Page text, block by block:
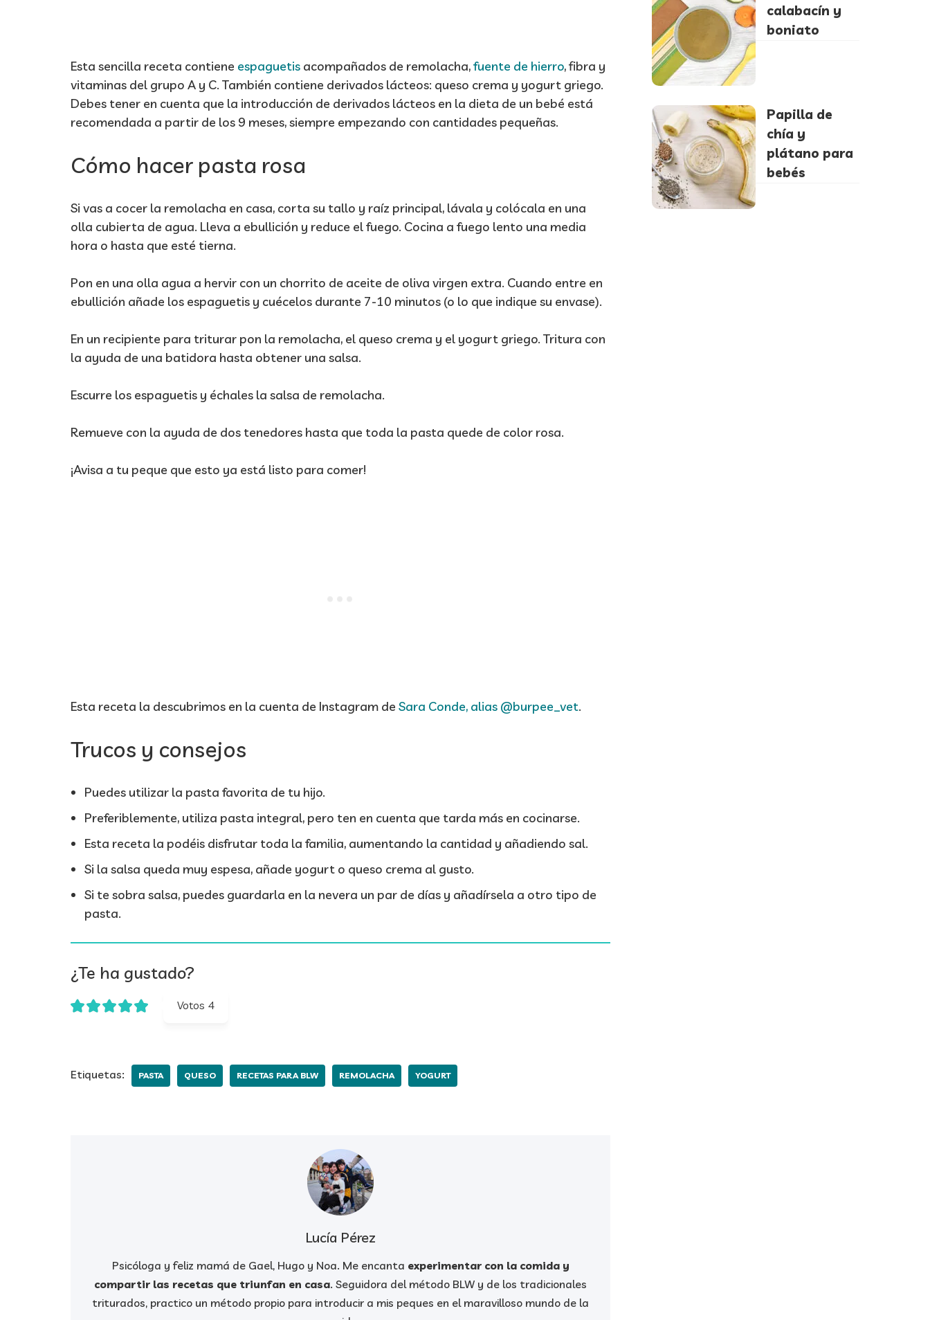
Esta sencilla receta contiene espaguetis acompañados de remolacha,fuente de hierro, fibra y
vitaminas del grupo A y C. También contiene derivados lácteos: queso crema y yogurt griego.
Debes tener en cuenta que la introducción de derivados lácteos en la dieta de un bebé está
recomendada a partir de los 9 meses, siempre empezando con cantidades pequeñas.
Cómo hacer pasta rosa
Si vas a cocer la remolacha en casa, corta su tallo y raíz principal, lávala y colócala en una
olla cubierta de agua. Lleva a ebullición y reduce el fuego. Cocina a fuego lento una media
hora o hasta que esté tierna.
Pon en una olla agua a hervir con un chorrito de aceite de oliva virgen extra. Cuando entre en
ebullición añade los espaguetis y cuécelos durante 7-10 minutos (o lo que indique su envase).
En un recipiente para triturar pon la remolacha, el queso crema y el yogurt griego. Tritura con
la ayuda de una batidora hasta obtener una salsa.
Escurre los espaguetis y échales la salsa de remolacha.
Remueve con la ayuda de dos tenedores hasta que toda la pasta quede de color rosa.
¡Avisa a tu peque que esto ya está listo para comer!
Esta receta la descubrimos en la cuenta de Instagram de Sara Conde, alias @burpee_vet.
Trucos y consejos
Puedes utilizar la pasta favorita de tu hijo.
Preferiblemente, utiliza pasta integral, pero ten en cuenta que tarda más en cocinarse.
Esta receta la podéis disfrutar toda la familia, aumentando la cantidad y añadiendo sal.
Si la salsa queda muy espesa, añade yogurt o queso crema al gusto.
Si te sobra salsa, puedes guardarla en la nevera un par de días y añadírsela a otro tipo de
pasta.
¿Te ha gustado?
Votos 4
Etiquetas: PASTA QUESO RECETAS PARA BLW REMOLACHA YOGURT
Lucía Pérez
Psicóloga y feliz mamá de Gael, Hugo y Noa. Me encanta experimentar con la comida y
compartir las recetas que triunfan en casa. Seguidora del método BLW y de los tradicionales
triturados, practico un método propio para introducir a mis peques en el maravilloso mundo de la
calabacín y
boniato
Papilla de
chía y
plátano para
bebés